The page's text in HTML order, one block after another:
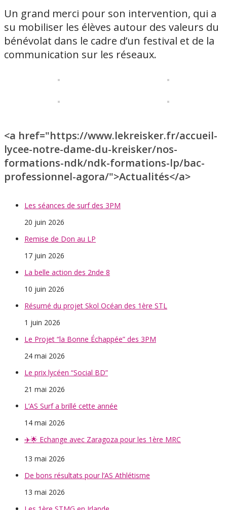
Un grand merci pour son intervention, qui a
su mobiliser les élèves autour des valeurs du
bénévolat dans le cadre d’un festival et de la
communication sur les réseaux.
<a href="https://www.lekreisker.fr/accueil-
lycee-notre-dame-du-kreisker/nos-
formations-ndk/ndk-formations-lp/bac-
professionnel-agora/">Actualités</a>
Les séances de surf des 3PM
20 juin 2026
Remise de Don au LP
17 juin 2026
La belle action des 2nde 8
10 juin 2026
Résumé du projet Skol Océan des 1ère STL
1 juin 2026
Le Projet “la Bonne Échappée” des 3PM
24 mai 2026
Le prix lycéen “Social BD”
21 mai 2026
L’AS Surf a brillé cette année
14 mai 2026
✈️🌟 Echange avec Zaragoza pour les 1ère MRC
13 mai 2026
De bons résultats pour l’AS Athlétisme
13 mai 2026